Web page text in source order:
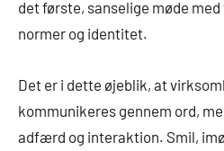
det første, sanselige møde
normer og identitet.
Det er i dette øjeblik, at
kommunikeres gennem ord,
adfærd og interaktion. Smil,